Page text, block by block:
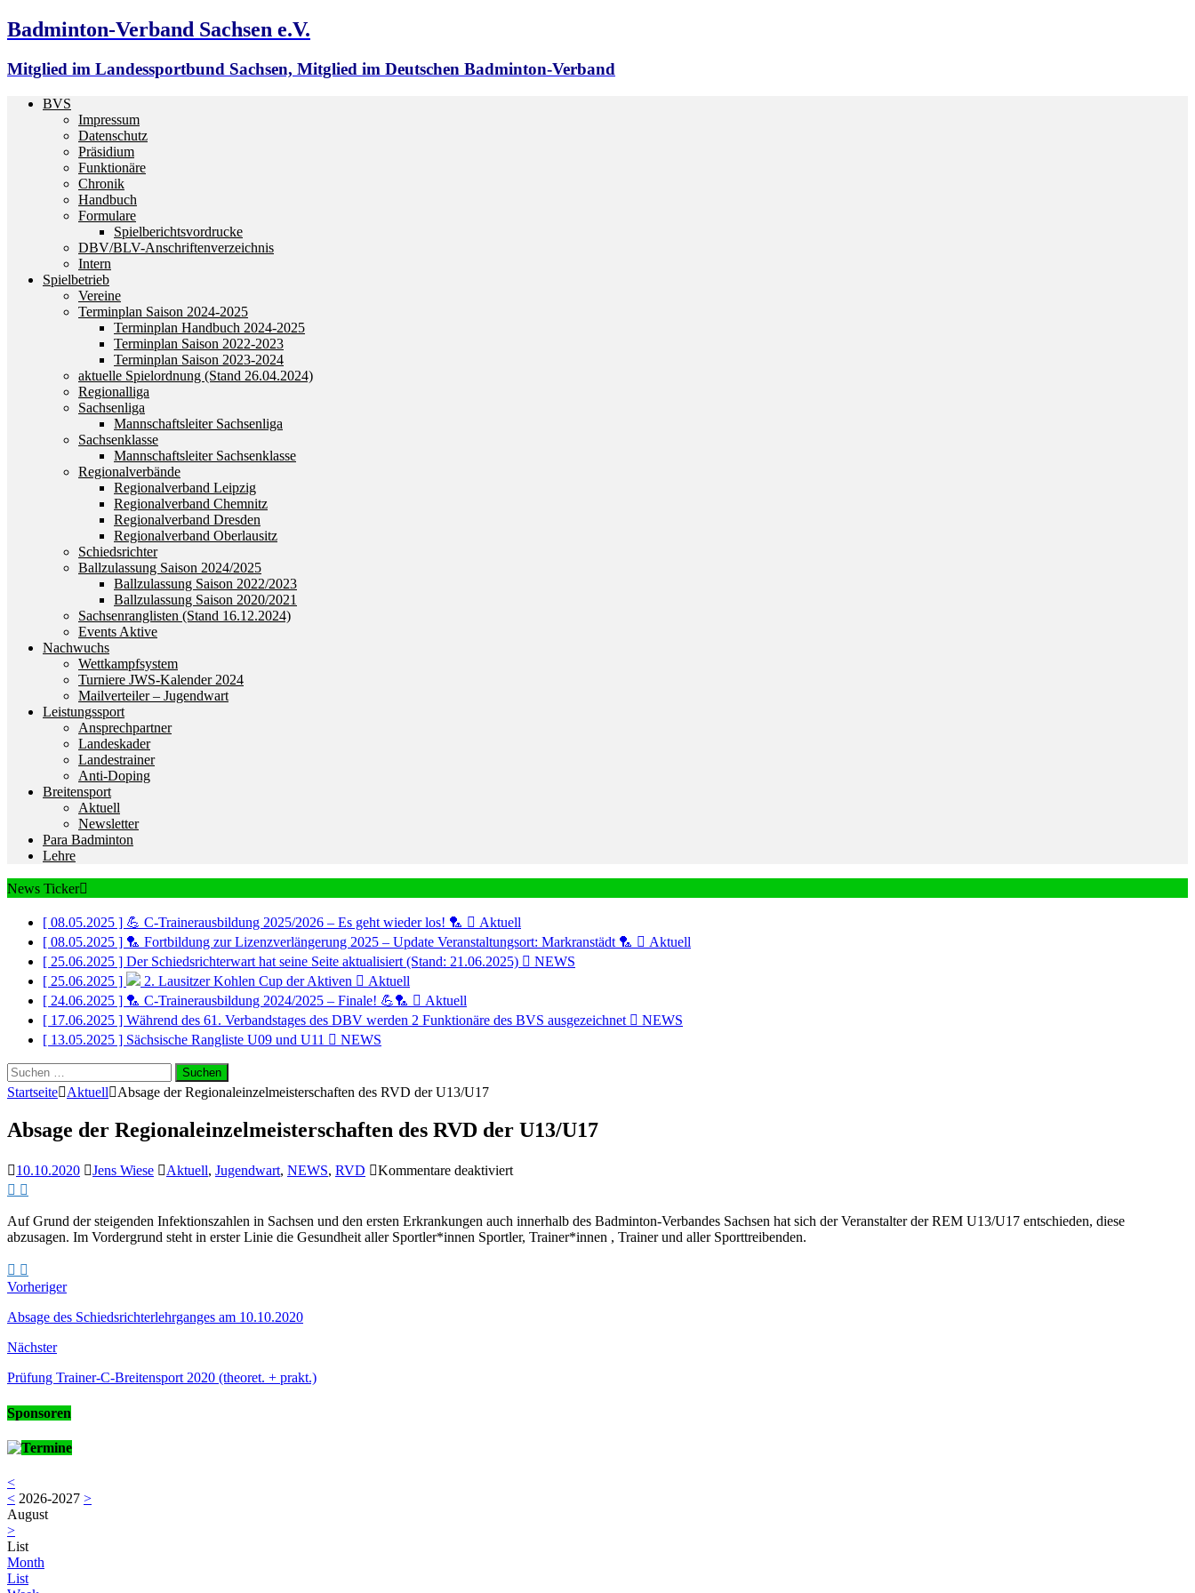
Badminton-Verband Sachsen e.V.
Mitglied im Landessportbund Sachsen, Mitglied im Deutschen Badminton-Verband
BVS
Impressum
Datenschutz
Präsidium
Funktionäre
Chronik
Handbuch
Formulare
Spielberichtsvordrucke
DBV/BLV-Anschriftenverzeichnis
Intern
Spielbetrieb
Vereine
Terminplan Saison 2024-2025
Terminplan Handbuch 2024-2025
Terminplan Saison 2022-2023
Terminplan Saison 2023-2024
aktuelle Spielordnung (Stand 26.04.2024)
Regionalliga
Sachsenliga
Mannschaftsleiter Sachsenliga
Sachsenklasse
Mannschaftsleiter Sachsenklasse
Regionalverbände
Regionalverband Leipzig
Regionalverband Chemnitz
Regionalverband Dresden
Regionalverband Oberlausitz
Schiedsrichter
Ballzulassung Saison 2024/2025
Ballzulassung Saison 2022/2023
Ballzulassung Saison 2020/2021
Sachsenranglisten (Stand 16.12.2024)
Events Aktive
Nachwuchs
Wettkampfsystem
Turniere JWS-Kalender 2024
Mailverteiler – Jugendwart
Leistungssport
Ansprechpartner
Landeskader
Landestrainer
Anti-Doping
Breitensport
Aktuell
Newsletter
Para Badminton
Lehre
News Ticker
[ 08.05.2025 ] 💪 C-Trainerausbildung 2025/2026 – Es geht wieder los! 🏸
Aktuell
[ 08.05.2025 ] 🏸 Fortbildung zur Lizenzverlängerung 2025 – Update Veranstaltungsort: Markranstädt 🏸
Aktuell
[ 25.06.2025 ] Der Schiedsrichterwart hat seine Seite aktualisiert (Stand: 21.06.2025)
NEWS
[ 25.06.2025 ]
2. Lausitzer Kohlen Cup der Aktiven
Aktuell
[ 24.06.2025 ] 🏸 C-Trainerausbildung 2024/2025 – Finale! 💪🏸
Aktuell
[ 17.06.2025 ] Während des 61. Verbandstages des DBV werden 2 Funktionäre des BVS ausgezeichnet
NEWS
[ 13.05.2025 ] Sächsische Rangliste U09 und U11
NEWS
Suchen
nach:
Startseite Aktuell Absage der Regionaleinzelmeisterschaften des RVD der U13/U17
Absage der Regionaleinzelmeisterschaften des RVD der U13/U17
10.10.2020 Jens Wiese Aktuell, Jugendwart, NEWS, RVD Kommentare deaktiviertfür
Regionaleinzelmeisterschaften
des
RVD
Auf Grund der steigenden Infektionszahlen in Sachsen und den ersten Erkrankungen auch innerhalb des Badminton-Verbandes Sachsen hat sich der Veranstalter der REM U13/U17 entschieden, diese
abzusagen. Im Vordergrund steht in erster Linie die Gesundheit aller Sportler*innen Sportler, Trainer*innen , Trainer und aller Sporttreibenden.
Vorheriger
Absage des Schiedsrichterlehrganges am 10.10.2020
Nächster
Prüfung Trainer-C-Breitensport 2020 (theoret. + prakt.)
Sponsoren
Termine
<
< 2026-2027 >
August
>
List
Month
List